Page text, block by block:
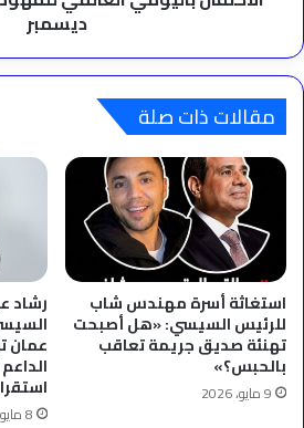
ديسمبر
مقالات ذات صلة
استغاثة أسرة مهندس شاب
للرئيس السيسي: «هل أصبحت
تهنئة صديق جريمة تعاقب
بالحبس؟»
9 مايو، 2026
رشاد
عمان
8 مايو، 2026